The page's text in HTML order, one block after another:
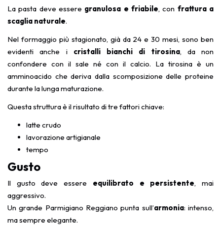
La pasta deve essere granulosa e friabile, con frattura a
scaglia naturale.
Nel formaggio più stagionato, già da 24 e 30 mesi, sono ben
evidenti anche i cristalli bianchi di tirosina, da non
confondere con il sale né con il calcio. La tirosina è un
amminoacido che deriva dalla scomposizione delle proteine
durante la lunga maturazione.
Questa struttura è il risultato di tre fattori chiave:
latte crudo
lavorazione artigianale
tempo
Gusto
Il gusto deve essere equilibrato e persistente, mai
aggressivo.
Un grande Parmigiano Reggiano punta sull’armonia: intenso,
ma sempre elegante.